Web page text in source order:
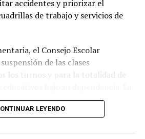
el asteroide en dos puntos
para ver ambos lados de
posible en la observación de la
de onda ultravioleta
por primera vez en
que creemos que son bandas
ser el resultado de que el
superficie”, aseguró la experta.
accidentes y priorizar el
de trabajo y servicios de
el Consejo Escolar
de las clases
los turnos y para la totalidad de
continuará vigente mientras se
extremas en la
LEYENDO